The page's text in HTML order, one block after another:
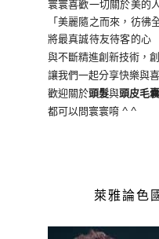
寰寰喜歡一切關於美的
「美麗隨之而來，彷彿
將最真誠待友待客的心
與不斷精進創新技術，
讓我們一起分享快樂與喜
歡迎關於頭髮與頭皮毛囊
都可以問寰寰唷 ^ ^
萊雅論色